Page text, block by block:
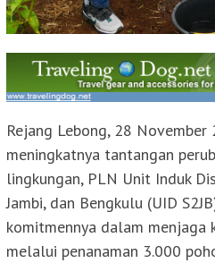
Rejang Lebong, 28
meningkatnya tantangan
lingkungan, PLN Unit Induk
Jambi, dan Bengkulu (UID
komitmennya dalam menjaga
melalui penanaman 3.000